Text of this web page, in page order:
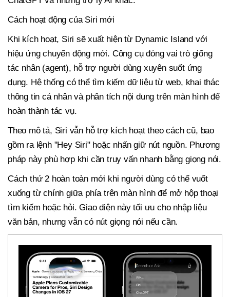
Cách hoạt động của Siri mới
Khi kích hoạt, Siri sẽ xuất hiện từ Dynamic Island với
hiệu ứng chuyển động mới. Công cụ đóng vai trò giống
tác nhân (agent), hỗ trợ người dùng xuyên suốt ứng
dụng. Hệ thống có thể tìm kiếm dữ liệu từ web, khai thác
thông tin cá nhân và phân tích nội dung trên màn hình để
hoàn thành tác vụ.
Theo mô tả, Siri vẫn hỗ trợ kích hoạt theo cách cũ, bao
gồm ra lệnh "Hey Siri" hoặc nhấn giữ nút nguồn. Phương
pháp này phù hợp khi cần truy vấn nhanh bằng giọng nói.
Cách thứ 2 hoàn toàn mới khi người dùng có thể vuốt
xuống từ chính giữa phía trên màn hình để mở hộp thoại
tìm kiếm hoặc hỏi. Giao diện này tối ưu cho nhập liệu
văn bản, nhưng vẫn có nút giọng nói nếu cần.